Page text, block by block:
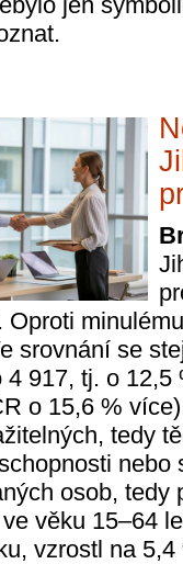
Oproti
srovnání se
4 917, tj. o
o 15,6 %
tedy
osob, tedy
věku 15–64
vzrostl na 5,4